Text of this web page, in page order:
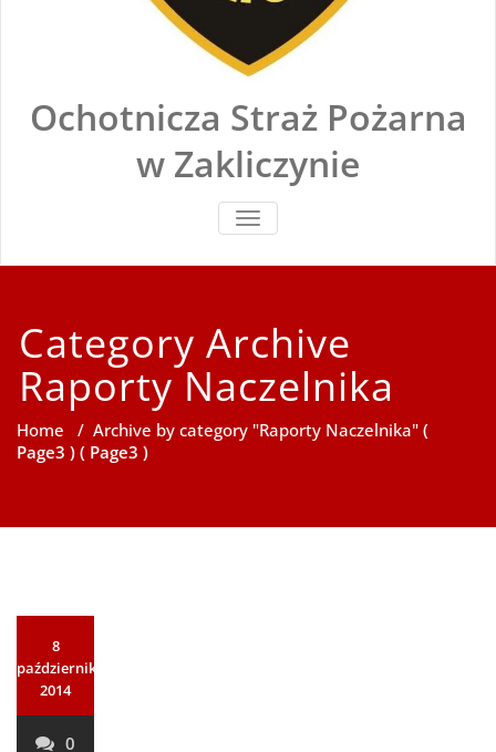
Ochotnicza Straż Pożarna
w Zakliczynie
TOGGLE
NAVIGATION
Category Archive
Raporty Naczelnika
Home / Archive by category "Raporty Naczelnika" (
Page3 ) ( Page3 )
8
października
2014
0